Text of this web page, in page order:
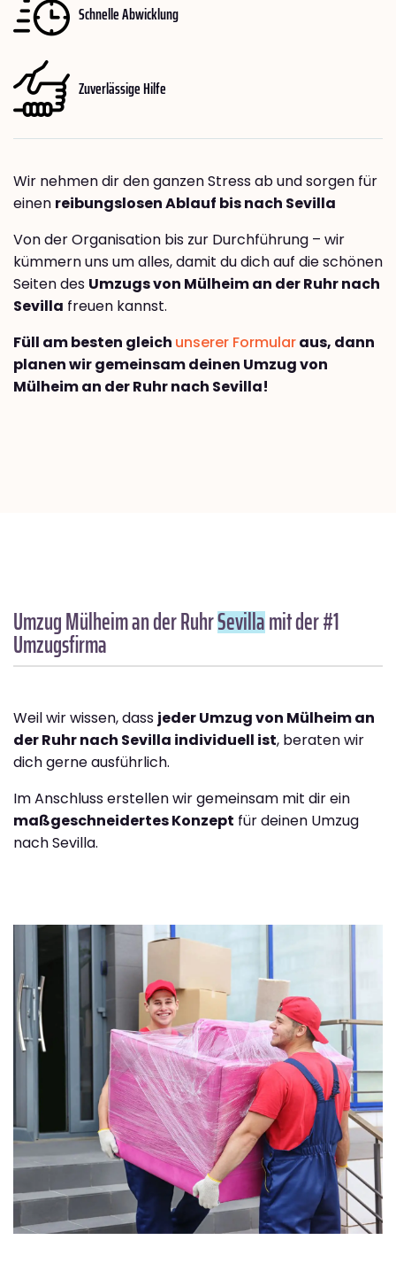
Schnelle Abwicklung
Zuverlässige Hilfe
Wir nehmen dir den ganzen Stress ab und sorgen für
einen reibungslosen Ablauf bis nach Sevilla
Von der Organisation bis zur Durchführung – wir
kümmern uns um alles, damit du dich auf die schönen
Seiten des Umzugs von Mülheim an der Ruhr nach
Sevilla freuen kannst.
Füll am besten gleich unserer Formularaus, dann
planen wir gemeinsam deinen Umzug von
Mülheim an der Ruhr nach Sevilla!
Umzug Mülheim an der RuhrSevillamit der #1
Umzugsfirma
Weil wir wissen, dass jeder Umzug von Mülheim an
der Ruhr nach Sevilla individuell ist, beraten wir
dich gerne ausführlich.
Im Anschluss erstellen wir gemeinsam mit dir ein
maßgeschneidertes Konzept für deinen Umzug
nach Sevilla.